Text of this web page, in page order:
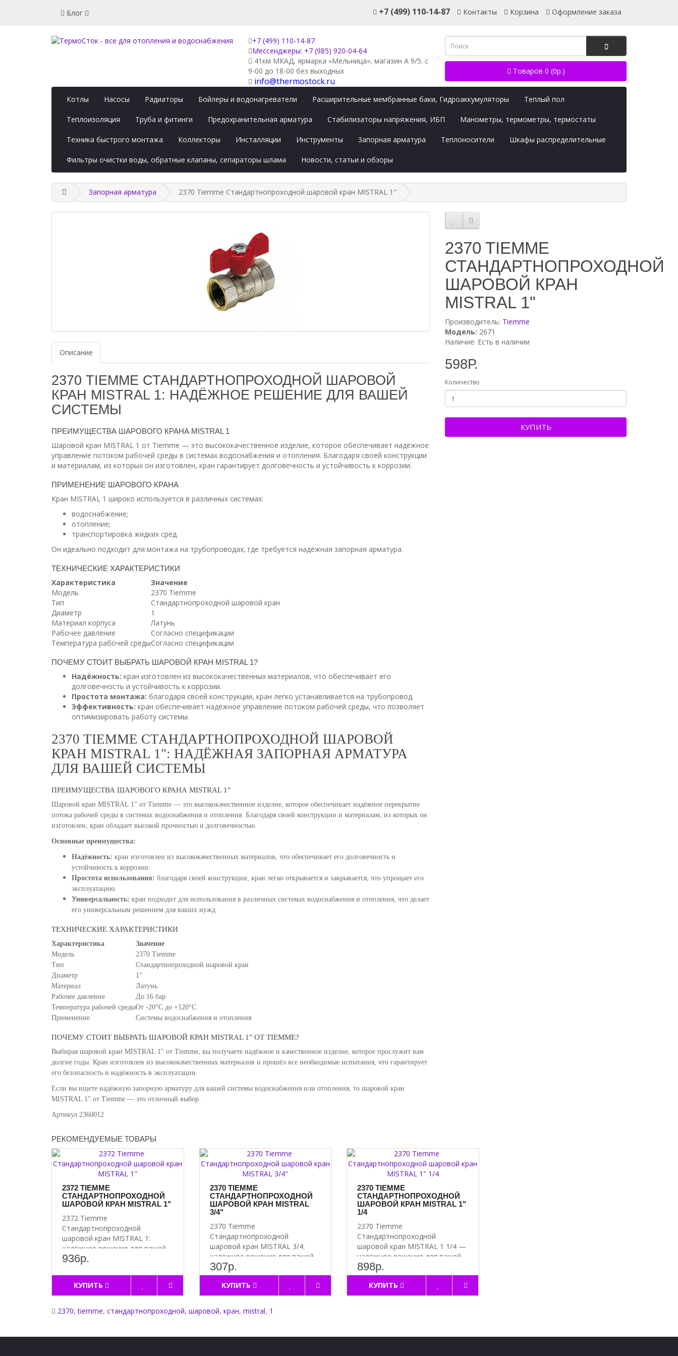
Блог +7 (499) 110-14-87 Контакты Корзина Оформление заказа
+7 (499) 110-14-87
Мессенджеры: +7 (985) 920-04-64
41км МКАД, ярмарка «Мельница», магазин А 9/5. с
9-00 до 18-00 без выходных
info@thermostock.ru
Товаров 0 (0р.)
Котлы Насосы Радиаторы Бойлеры и водонагреватели Расширительные мембранные баки, Гидроаккумуляторы Теплый пол
Теплоизоляция Труба и фитинги Предохранительная арматура Стабилизаторы напряжения, ИБП Манометры, термометры, термостаты
Техника быстрого монтажа Коллекторы Инсталляции Инструменты Запорная арматура Теплоносители Шкафы распределительные
Фильтры очистки воды, обратные клапаны, сепараторы шлама Новости, статьи и обзоры
Запорная арматура 2370 Tiemme Стандартнопроходной шаровой кран MISTRAL 1"
Описание
2370 TIEMME СТАНДАРТНОПРОХОДНОЙ ШАРОВОЙ
КРАН MISTRAL 1: НАДЁЖНОЕ РЕШЕНИЕ ДЛЯ ВАШЕЙ
СИСТЕМЫ
ПРЕИМУЩЕСТВА ШАРОВОГО КРАНА MISTRAL 1
Шаровой кран MISTRAL 1 от Tiemme — это высококачественное изделие, которое обеспечивает надёжное
управление потоком рабочей среды в системах водоснабжения и отопления. Благодаря своей конструкции
и материалам, из которых он изготовлен, кран гарантирует долговечность и устойчивость к коррозии.
ПРИМЕНЕНИЕ ШАРОВОГО КРАНА
Кран MISTRAL 1 широко используется в различных системах:
водоснабжение;
отопление;
транспортировка жидких сред.
Он идеально подходит для монтажа на трубопроводах, где требуется надёжная запорная арматура.
ТЕХНИЧЕСКИЕ ХАРАКТЕРИСТИКИ
Характеристика
Значение
Модель
2370 Tiemme
Тип
Стандартнопроходной шаровой кран
Диаметр
1
Материал корпуса
Латунь
Рабочее давление
Согласно спецификации
Температура рабочей средыСогласно спецификации
ПОЧЕМУ СТОИТ ВЫБРАТЬ ШАРОВОЙ КРАН MISTRAL 1?
Надёжность: кран изготовлен из высококачественных материалов, что обеспечивает его
долговечность и устойчивость к коррозии.
Простота монтажа: благодаря своей конструкции, кран легко устанавливается на трубопровод.
Эффективность: кран обеспечивает надёжное управление потоком рабочей среды, что позволяет
оптимизировать работу системы.
2370 TIEMME СТАНДАРТНОПРОХОДНОЙ ШАРОВОЙ
КРАН MISTRAL 1": НАДЁЖНАЯ ЗАПОРНАЯ АРМАТУРА
ДЛЯ ВАШЕЙ СИСТЕМЫ
ПРЕИМУЩЕСТВА ШАРОВОГО КРАНА MISTRAL 1"
Шаровой кран MISTRAL 1" от Tiemme — это высококачественное изделие, которое обеспечивает надёжное перекрытие
потока рабочей среды в системах водоснабжения и отопления. Благодаря своей конструкции и материалам, из которых он
изготовлен, кран обладает высокой прочностью и долговечностью.
Основные преимущества:
Надёжность: кран изготовлен из высококачественных материалов, что обеспечивает его долговечность и
устойчивость к коррозии.
Простота использования: благодаря своей конструкции, кран легко открывается и закрывается, что упрощает его
эксплуатацию.
Универсальность: кран подходит для использования в различных системах водоснабжения и отопления, что делает
его универсальным решением для ваших нужд.
ТЕХНИЧЕСКИЕ ХАРАКТЕРИСТИКИ
Характеристика
Значение
Модель
2370 Tiemme
Тип
Стандартнопроходной шаровой кран
Диаметр
1"
Материал
Латунь
Рабочее давление
До 16 бар
Температура рабочей средыОт -20°C до +120°C
Применение
Системы водоснабжения и отопления
ПОЧЕМУ СТОИТ ВЫБРАТЬ ШАРОВОЙ КРАН MISTRAL 1" ОТ TIEMME?
Выбирая шаровой кран MISTRAL 1" от Tiemme, вы получаете надёжное и качественное изделие, которое прослужит вам
долгие годы. Кран изготовлен из высококачественных материалов и прошёл все необходимые испытания, что гарантирует
его безопасность и надёжность в эксплуатации.
Если вы ищете надёжную запорную арматуру для вашей системы водоснабжения или отопления, то шаровой кран
MISTRAL 1" от Tiemme — это отличный выбор.
Артикул 2360012
2370 TIEMME
СТАНДАРТНОПРОХОДНОЙ
ШАРОВОЙ КРАН
MISTRAL 1"
Производитель: Tiemme
Модель: 2671
Наличие: Есть в наличии
598Р.
Количество
КУПИТЬ
РЕКОМЕНДУЕМЫЕ ТОВАРЫ
2372 TIEMME
СТАНДАРТНОПРОХОДНОЙ
ШАРОВОЙ КРАН MISTRAL 1"
2372 Tiemme
Стандартнопроходной
шаровой кран MISTRAL 1:
надёжное решение для вашей
системы Преимущес..
936р.
КУПИТЬ
2370 TIEMME
СТАНДАРТНОПРОХОДНОЙ
ШАРОВОЙ КРАН MISTRAL
3/4"
2370 Tiemme
Стандартнопроходной
шаровой кран MISTRAL 3/4:
надёжное решение для вашей
системы Преимущ..
307р.
КУПИТЬ
2370 TIEMME
СТАНДАРТНОПРОХОДНОЙ
ШАРОВОЙ КРАН MISTRAL 1"
1/4
2370 Tiemme
Стандартнопроходной
шаровой кран MISTRAL 1 1/4 —
надёжное решение для вашей
системы Преи..
898р.
КУПИТЬ
2370,tiemme, стандартнопроходной, шаровой, кран, mistral, 1